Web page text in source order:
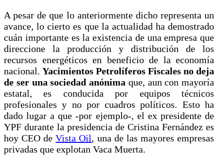
A pesar de que lo anteriormente dicho representa un
avance, lo cierto es que la actualidad ha demostrado
cuán importante es la existencia de una empresa que
direccione la producción y distribución de los
recursos energéticos en beneficio de la economía
nacional. Yacimientos Petrolíferos Fiscales no deja
de ser una sociedad anónima que, aun con mayoría
estatal, es conducida por equipos técnicos
profesionales y no por cuadros políticos. Esto ha
dado lugar a que -por ejemplo-, el ex presidente de
YPF durante la presidencia de Cristina Fernández es
hoy CEO deVista Oil, una de las mayores empresas
privadas que explotan Vaca Muerta.